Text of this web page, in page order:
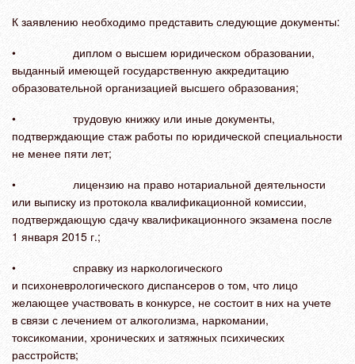
К заявлению необходимо представить следующие документы:
• диплом о высшем юридическом образовании,
выданный имеющей государственную аккредитацию
образовательной организацией высшего образования;
• трудовую книжку или иные документы,
подтверждающие стаж работы по юридической специальности
не менее пяти лет;
• лицензию на право нотариальной деятельности
или выписку из протокола квалификационной комиссии,
подтверждающую сдачу квалификационного экзамена после
1 января 2015 г.;
• справку из наркологического
и психоневрологического диспансеров о том, что лицо
желающее участвовать в конкурсе, не состоит в них на учете
в связи с лечением от алкоголизма, наркомании,
токсикомании, хронических и затяжных психических
расстройств;